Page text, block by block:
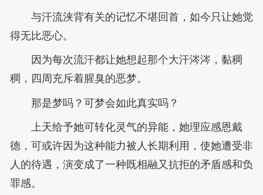
与汗流浃背有关的记忆不堪回首，如今只让她觉
得无比恶心。
因为每次流汗都让她想起那个大汗涔涔，黏稠
稠，四周充斥着腥臭的恶梦。
那是梦吗？可梦会如此真实吗？
上天给予她可转化灵气的异能，她理应感恩戴
德，可或许因为这种能力被人长期利用，使她遭受非
人的待遇，演变成了一种既相融又抗拒的矛盾感和负
罪感。